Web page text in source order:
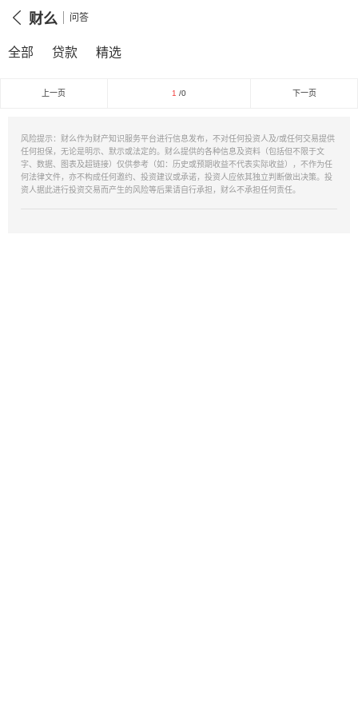
财么 问答
全部 贷款 精选
上一页 1 /0 下一页
风险提示：财么作为财产知识服务平台进行信息发布，不对任何投资人及/或任何交易提供
任何担保，无论是明示、默示或法定的。财么提供的各种信息及资料（包括但不限于文
字、数据、图表及超链接）仅供参考（如：历史或预期收益不代表实际收益），不作为任
何法律文件，亦不构成任何邀约、投资建议或承诺，投资人应依其独立判断做出决策。投
资人据此进行投资交易而产生的风险等后果请自行承担，财么不承担任何责任。